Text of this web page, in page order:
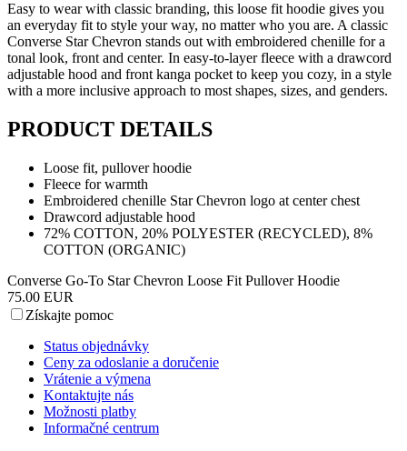
Easy to wear with classic branding, this loose fit hoodie gives you
an everyday fit to style your way, no matter who you are. A classic
Converse Star Chevron stands out with embroidered chenille for a
tonal look, front and center. In easy-to-layer fleece with a drawcord
adjustable hood and front kanga pocket to keep you cozy, in a style
with a more inclusive approach to most shapes, sizes, and genders.
PRODUCT DETAILS
Loose fit, pullover hoodie
Fleece for warmth
Embroidered chenille Star Chevron logo at center chest
Drawcord adjustable hood
72% COTTON, 20% POLYESTER (RECYCLED), 8%
COTTON (ORGANIC)
Converse Go-To Star Chevron Loose Fit Pullover Hoodie
75.00 EUR
Získajte pomoc
Status objednávky
Ceny za odoslanie a doručenie
Vrátenie a výmena
Kontaktujte nás
Možnosti platby
Informačné centrum